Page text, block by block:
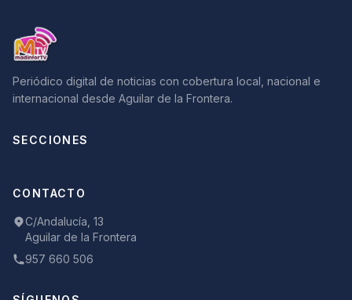
Periódico digital de noticias con cobertura local, nacional e
internacional desde Aguilar de la Frontera.
SECCIONES
CONTACTO
C/Andalucía, 13
Aguilar de la Frontera
957 660 506